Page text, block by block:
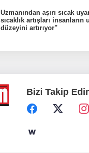
Uzmanından aşırı sıcak
sıcaklık artışları insanların
düzeyini artırıyor"
Bizi Takip